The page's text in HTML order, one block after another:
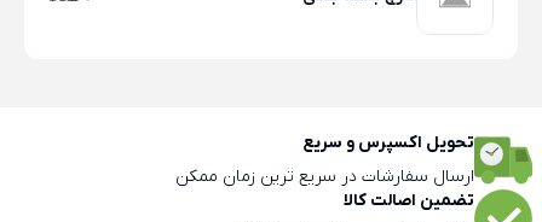
تحویل اکسپرس و سریع
ارسال سفارشات در سریع ترین زمان ممکن
تضمین اصالت کالا